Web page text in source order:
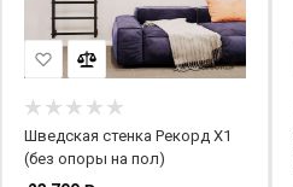
Шведская стенка Рекорд X1
(без опоры на пол)